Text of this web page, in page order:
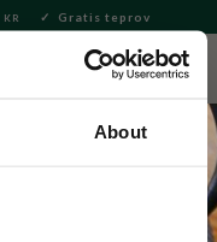
About
KR Gratis teprov